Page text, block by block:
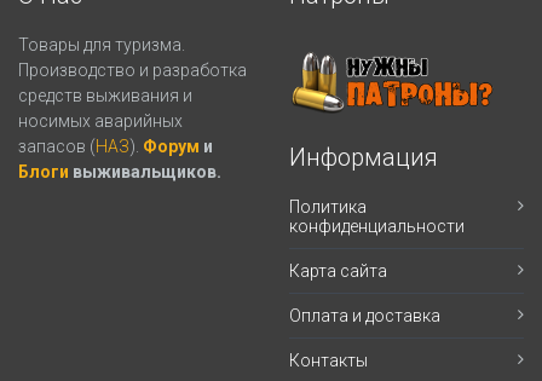
Товары для туризма.
Производство и разработка
средств выживания и
носимых аварийных
запасов (НАЗ). Форум и
Блоги выживальщиков.
Информация
Политика
конфиденциальности
Карта сайта
Оплата и доставка
Контакты